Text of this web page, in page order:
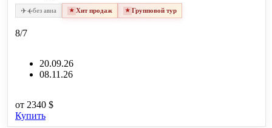
✈✈без авиа Хит продаж Групповой тур
8/7
20.09.26
08.11.26
от 2340 $
Купить